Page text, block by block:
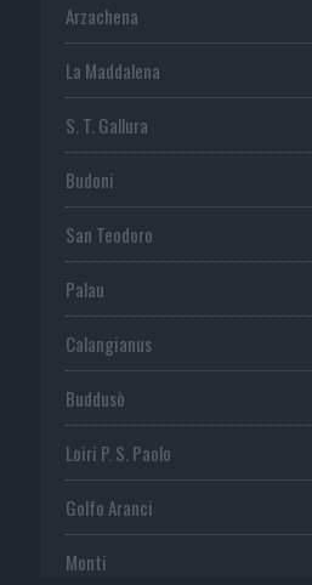
Arzachena
La Maddalena
S. T. Gallura
Budoni
San Teodoro
Palau
Calangianus
Buddusò
Loiri P. S. Paolo
Golfo Aranci
Monti